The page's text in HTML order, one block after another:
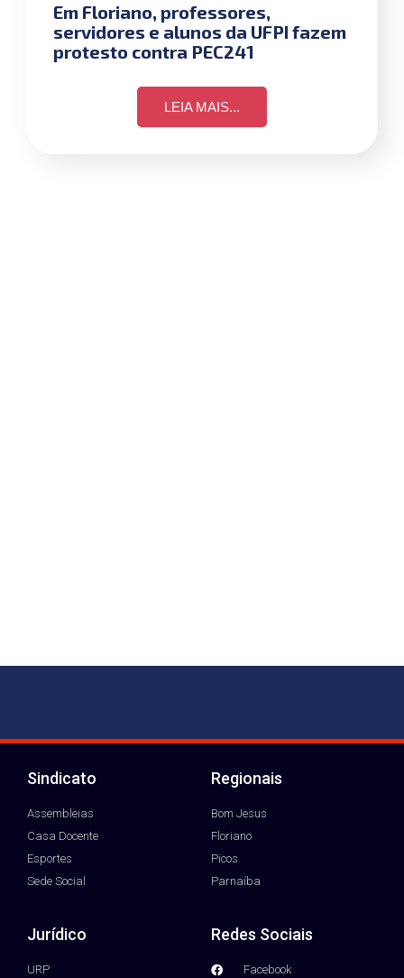
Em Floriano, professores,
servidores e alunos da UFPI fazem
protesto contra PEC241
LEIA MAIS...
Sindicato
Assembleias
Casa Docente
Esportes
Sede Social
Regionais
Bom Jesus
Floriano
Picos
Parnaíba
Jurídico
URP
Redes Sociais
Facebook